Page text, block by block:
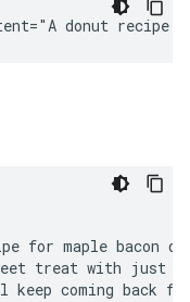
donut
for maple bacon
treat with just a
keep coming back